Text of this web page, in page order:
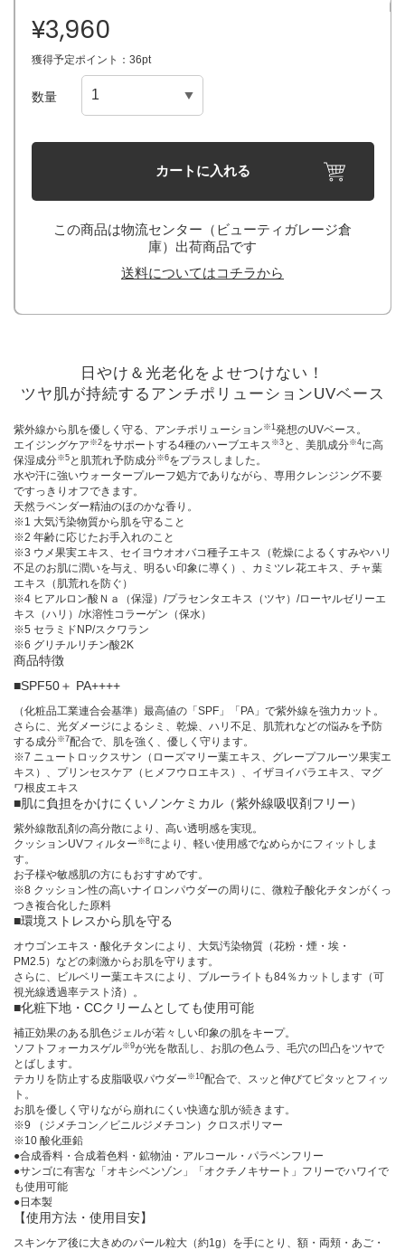
¥3,960
獲得予定ポイント：36pt
数量
カートに入れる
この商品は物流センター（ビューティガレージ倉
庫）出荷商品です
送料についてはコチラから
日やけ＆光老化をよせつけない！
ツヤ肌が持続するアンチポリューションUVベース
紫外線から肌を優しく守る、アンチポリューション ※1 発想のUVベース。
エイジングケア ※2をサポートする4種のハーブエキス ※3 と、美肌成分※4に高
保湿成分※5 と肌荒れ予防成分※6をプラスしました。
水や汗に強いウォータープルーフ処方でありながら、専用クレンジング不要
ですっきりオフできます。
天然ラベンダー精油のほのかな香り。
※1 大気汚染物質から肌を守ること
※2 年齢に応じたお手入れのこと
※3 ウメ果実エキス、セイヨウオオバコ種子エキス（乾燥によるくすみやハリ
不足のお肌に潤いを与え、明るい印象に導く）、カミツレ花エキス、チャ葉
エキス（肌荒れを防ぐ）
※4 ヒアルロン酸Ｎａ（保湿）/プラセンタエキス（ツヤ）/ローヤルゼリーエ
キス（ハリ）/水溶性コラーゲン（保水）
※5 セラミドNP/スクワラン
※6 グリチルリチン酸2K
商品特徴
■SPF50＋ PA++++
（化粧品工業連合会基準）最高値の「SPF」「PA」で紫外線を強力カット。
さらに、光ダメージによるシミ、乾燥、ハリ不足、肌荒れなどの悩みを予防
する成分※7配合で、肌を強く、優しく守ります。
※7 ニュートロックスサン（ローズマリー葉エキス、グレープフルーツ果実エ
キス）、プリンセスケア（ヒメフウロエキス）、イザヨイバラエキス、マグ
ワ根皮エキス
■肌に負担をかけにくいノンケミカル（紫外線吸収剤フリー）
紫外線散乱剤の高分散により、高い透明感を実現。
クッションUVフィルター ※8により、軽い使用感でなめらかにフィットしま
す。
お子様や敏感肌の方にもおすすめです。
※8 クッション性の高いナイロンパウダーの周りに、微粒子酸化チタンがくっ
つき複合化した原料
■環境ストレスから肌を守る
オウゴンエキス・酸化チタンにより、大気汚染物質（花粉・煙・埃・
PM2.5）などの刺激からお肌を守ります。
さらに、ビルベリー葉エキスにより、ブルーライトも84％カットします（可
視光線透過率テスト済）。
■化粧下地・CCクリームとしても使用可能
補正効果のある肌色ジェルが若々しい印象の肌をキープ。
ソフトフォーカスゲル※9が光を散乱し、お肌の色ムラ、毛穴の凹凸をツヤで
とばします。
テカリを防止する皮脂吸収パウダー ※10配合で、スッと伸びてピタッとフィッ
ト。
お肌を優しく守りながら崩れにくい快適な肌が続きます。
※9 （ジメチコン／ビニルジメチコン）クロスポリマー
※10 酸化亜鉛
●合成香料・合成着色料・鉱物油・アルコール・パラベンフリー
●サンゴに有害な「オキシベンゾン」「オクチノキサート」フリーでハワイで
も使用可能
●日本製
【使用方法・使用目安】
スキンケア後に大きめのパール粒大（約1g）を手にとり、額・両頬・あご・